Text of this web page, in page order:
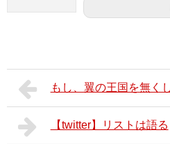
もし、翼の王国を無く
【twitter】リストは語る